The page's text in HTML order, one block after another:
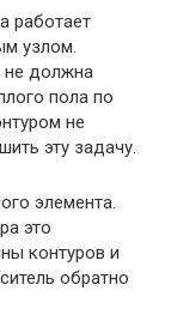
работает
узлом.
не должна
пола по
не
эту задачу.
элемента.
это
контуров и
обратно